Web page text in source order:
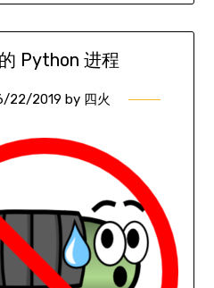
Python 进程
22/2019 by 四火